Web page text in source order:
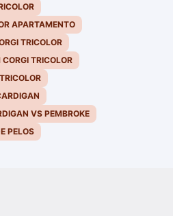
APARTAMENTO
TRICOLOR
TRICOLOR
VS PEMBROKE
PELOS